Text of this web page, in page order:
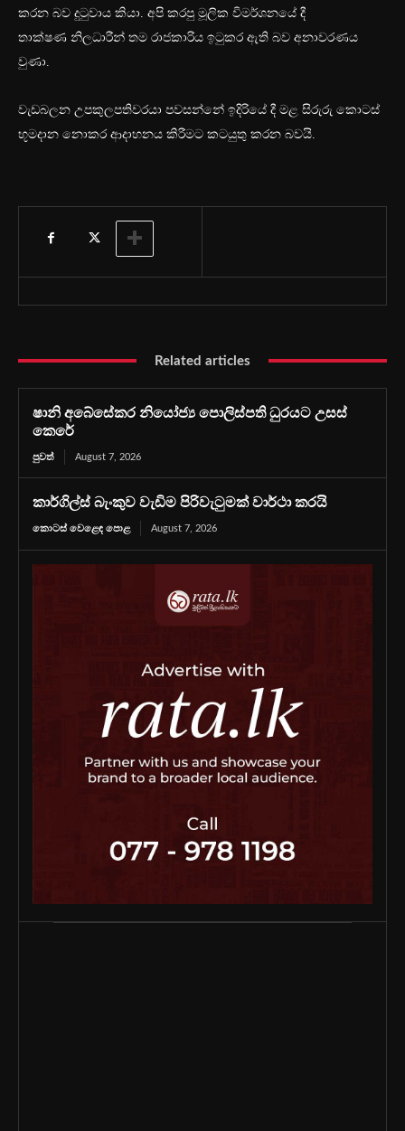
කරන බව දුටුවාය කියා. අපි කරපු මූලික විමර්ශනයේ දී
තාක්ෂණ නිලධාරීන් තම රාජකාරිය ඉටුකර ඇති බව අනාවරණය
වුණා.
වැඩබලන උපකුලපතිවරයා පවසන්නේ ඉදිරියේ දී මළ සිරුරු කොටස්
භූමදාන නොකර ආදාහනය කිරීමට කටයුතු කරන බවයි.
Related articles
ෂානි අබේසේකර නියෝජ්‍ය පොලිස්පති ධුරයට උසස්
කෙරේ
පුවත් August 7, 2026
කාර්ගිල්ස් බැංකුව වැඩිම පිරිවැටුමක් වාර්ථා කරයි
කොටස් වෙළෙඳ පොළ August 7, 2026